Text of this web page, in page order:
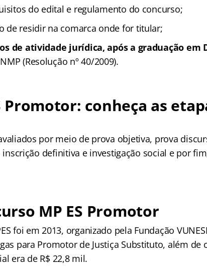
do edital e regulamento do concurso;
de residir na comarca onde for titular;
de atividade jurídica, após a graduação em
(Resolução nº 40/2009).
Promotor: conheça as
por meio de prova objetiva, prova
definitiva e investigação social e por
MP ES Promotor
foi em 2013, organizado pela Fundação
para Promotor de Justiça Substituto, além de
era de R$ 22,8 mil.